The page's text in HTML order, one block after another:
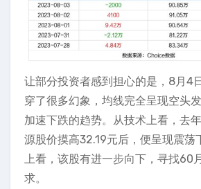
让部分投资者感到担心的是，8月4
穿了很多幻象，均线完全呈现空头
加速下跌的趋势。从技术上看，去
源股价摸高32.19元后，便呈现震荡
上看，该股有进一步向下，寻找60
求。